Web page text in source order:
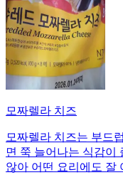
모짜렐라 치즈
모짜렐라 치즈는 부드
면 쭉 늘어나는 식감이
않아 어떤 요리에도 잘